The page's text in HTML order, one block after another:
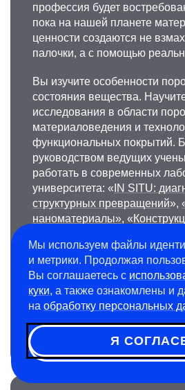
профессия будет
пока на нашей планете
ценности создаются не
палочки, а с помощью
Вы изучите особенности
состояния вещества.
исследования в области
материаловедения и
функциональных покрытий.
руководством ведущих
работать в современных
университета: « IN SITU:
структурных превращений»,
наноматериалы», «
После выпуска сможете
производственным
и разрабатывать меры по его
совершенствованию.
Срок обучения на треке
Мы используем файлы
и метрики. Продолжая
Вы соглашаетесь с
куки, а также ознакомлены и
на обработку персональных
Я